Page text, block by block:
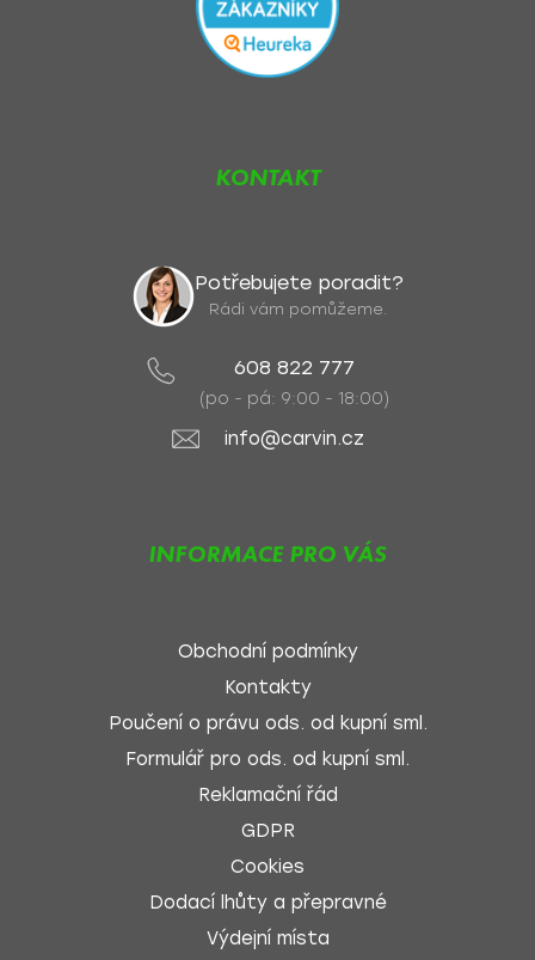
KONTAKT
Potřebujete poradit?
Rádi vám pomůžeme.
608 822 777
(po - pá: 9:00 - 18:00)
info@carvin.cz
INFORMACE PRO VÁS
Obchodní podmínky
Kontakty
Poučení o právu ods. od kupní sml.
Formulář pro ods. od kupní sml.
Reklamační řád
GDPR
Cookies
Dodací lhůty a přepravné
Výdejní místa